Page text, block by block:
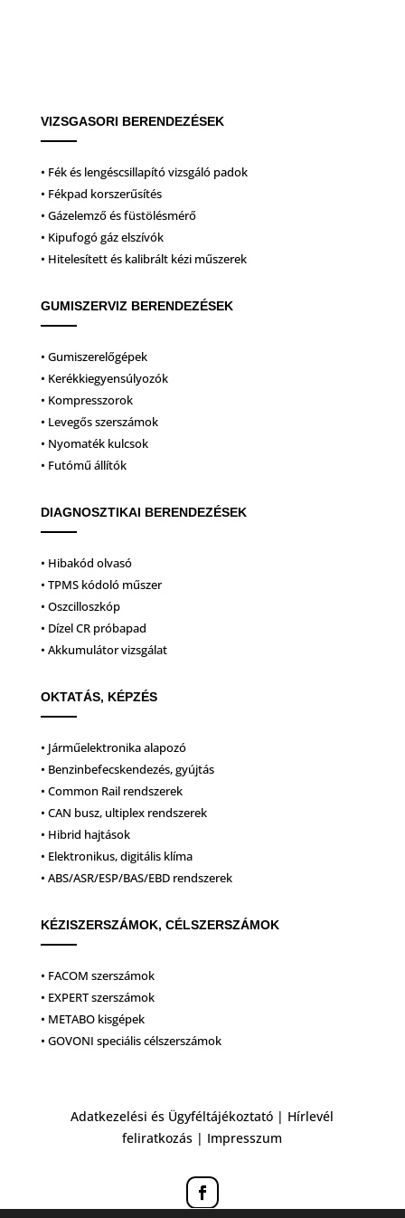
VIZSGASORI BERENDEZÉSEK
• Fék és lengéscsillapító vizsgáló padok
• Fékpad korszerűsítés
• Gázelemző és füstölésmérő
• Kipufogó gáz elszívók
• Hitelesített és kalibrált kézi műszerek
GUMISZERVIZ BERENDEZÉSEK
• Gumiszerelőgépek
• Kerékkiegyensúlyozók
• Kompresszorok
• Levegős szerszámok
• Nyomaték kulcsok
• Futómű állítók
DIAGNOSZTIKAI BERENDEZÉSEK
• Hibakód olvasó
• TPMS kódoló műszer
• Oszcilloszkóp
• Dízel CR próbapad
• Akkumulátor vizsgálat
OKTATÁS, KÉPZÉS
• Járműelektronika alapozó
• Benzinbefecskendezés, gyújtás
• Common Rail rendszerek
• CAN busz, ultiplex rendszerek
• Hibrid hajtások
• Elektronikus, digitális klíma
• ABS/ASR/ESP/BAS/EBD rendszerek
KÉZISZERSZÁMOK, CÉLSZERSZÁMOK
• FACOM szerszámok
• EXPERT szerszámok
• METABO kisgépek
• GOVONI speciális célszerszámok
Adatkezelési és Ügyféltájékoztató | Hírlevél
feliratkozás | Impresszum